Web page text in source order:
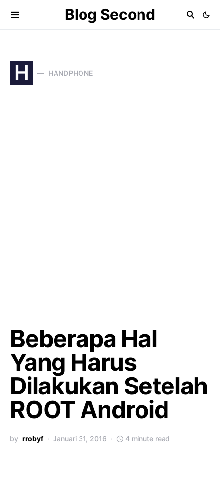
Blog Second
H HANDPHONE
Beberapa Hal
Yang Harus
Dilakukan Setelah
ROOT Android
by rrobyf Januari 31, 2016 4 minute read